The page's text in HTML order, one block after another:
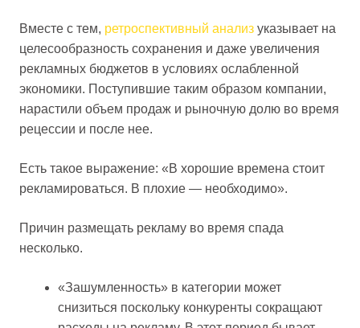
Вместе с тем, ретроспективный анализ указывает на
целесообразность сохранения и даже увеличения
рекламных бюджетов в условиях ослабленной
экономики. Поступившие таким образом компании,
нарастили объем продаж и рыночную долю во время
рецессии и после нее.
Есть такое выражение: «В хорошие времена стоит
рекламироваться. В плохие — необходимо».
Причин размещать рекламу во время спада
несколько.
«Зашумленность» в категории может
снизиться поскольку конкуренты сокращают